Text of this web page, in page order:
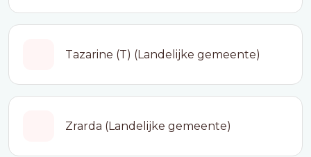
Tazarine (T) (Landelijke gemeente)
Zrarda (Landelijke gemeente)